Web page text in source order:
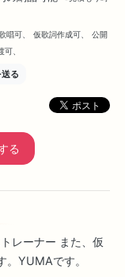
唱可、 仮歌詞作成可、
公開
可、
る
る
レーナー また、仮
。YUMAです。